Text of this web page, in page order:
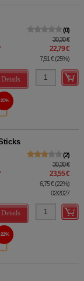
0
30,30 €
22,79 €
7,51 €(25%)
Details
25%
2
30,30 €
23,55 €
6,75 €(22%)
02/2027
Details
22%